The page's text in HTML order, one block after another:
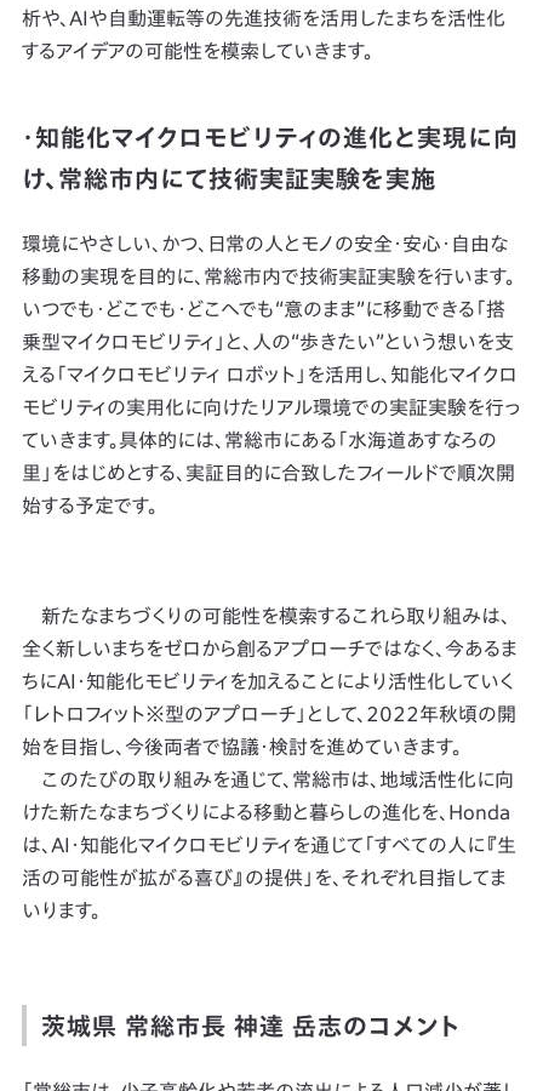
析や、AIや自動運転等の先進技術を活用したまちを活性化
するアイデアの可能性を模索していきます。
・知能化マイクロモビリティの進化と実現に向
け、常総市内にて技術実証実験を実施
環境にやさしい、かつ、日常の人とモノの安全・安心・自由な
移動の実現を目的に、常総市内で技術実証実験を行います。
いつでも・どこでも・どこへでも“意のまま”に移動できる「搭
乗型マイクロモビリティ」と、人の“歩きたい”という想いを支
える「マイクロモビリティ ロボット」を活用し、知能化マイクロ
モビリティの実用化に向けたリアル環境での実証実験を行っ
ていきます。具体的には、常総市にある「水海道あすなろの
里」をはじめとする、実証目的に合致したフィールドで順次開
始する予定です。
新たなまちづくりの可能性を模索するこれら取り組みは、
全く新しいまちをゼロから創るアプローチではなく、今あるま
ちにAI・知能化モビリティを加えることにより活性化していく
「レトロフィット※型のアプローチ」として、2022年秋頃の開
始を目指し、今後両者で協議・検討を進めていきます。
このたびの取り組みを通じて、常総市は、地域活性化に向
けた新たなまちづくりによる移動と暮らしの進化を、Honda
は、AI・知能化マイクロモビリティを通じて「すべての人に『生
活の可能性が拡がる喜び』の提供」を、それぞれ目指してま
いります。
茨城県 常総市長 神達 岳志のコメント